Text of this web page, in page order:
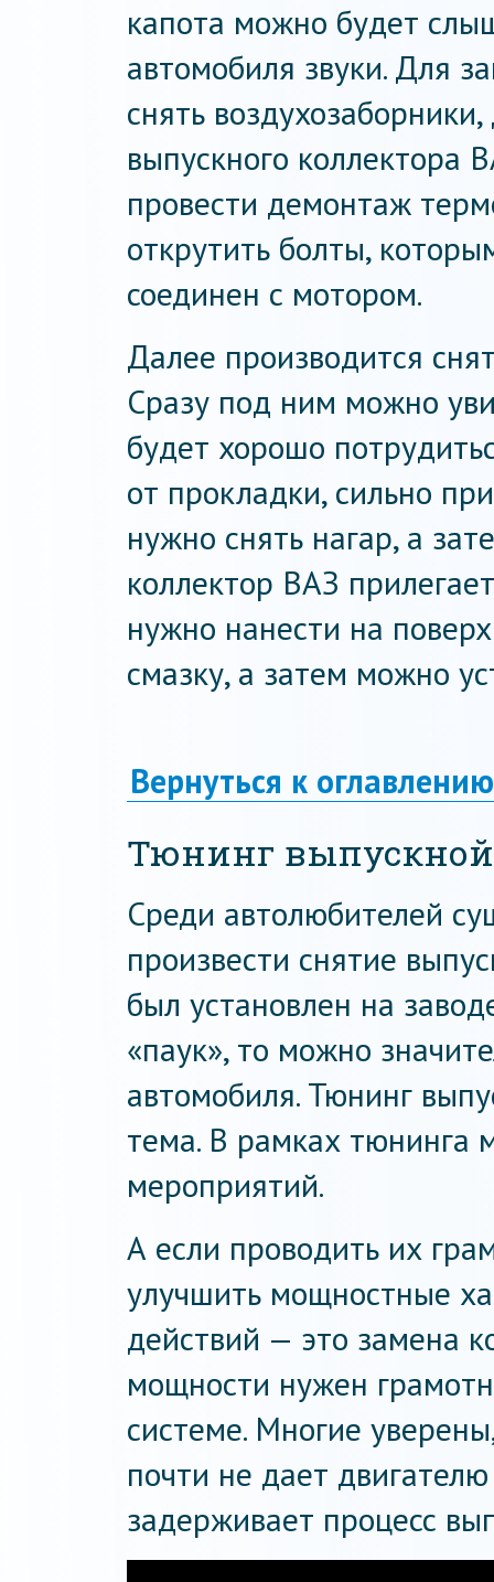
капота можно будет
автомобиля звуки. Для
снять
выпускного коллектора
провести демонтаж
открутить болты,
соединен с мотором.
Далее производится
Сразу под ним можно
будет хорошо
от прокладки, сильно
нужно снять нагар, а
коллектор ВАЗ
нужно нанести на
смазку, а затем можно
Вернуться к оглавлению
Тюнинг выпускной
Среди автолюбителей
произвести снятие
был установлен на
«паук», то можно
автомобиля. Тюнинг
тема. В рамках тюнинга
мероприятий.
А если проводить их
улучшить мощностные
действий — это замена
мощности нужен
системе. Многие
почти не дает
задерживает процесс